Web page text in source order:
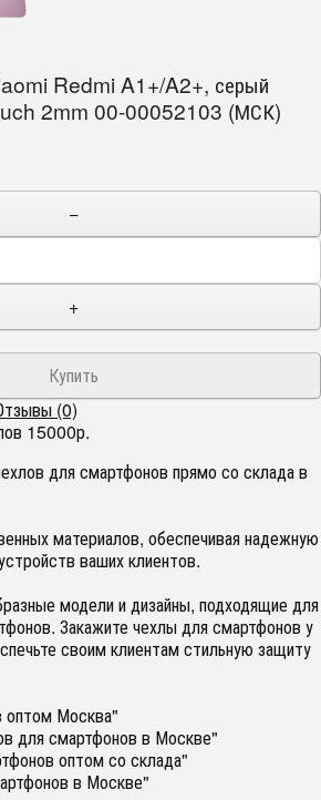
Redmi A1+/A2+, серый
2mm 00-00052103 (МСК)
−
+
(0)
15000р.
для смартфонов прямо со склада в
материалов, обеспечивая надежную
ваших клиентов.
модели и дизайны, подходящие для
Закажите чехлы для смартфонов у
своим клиентам стильную защиту
оптом Москва"
для смартфонов в Москве"
оптом со склада"
в Москве"